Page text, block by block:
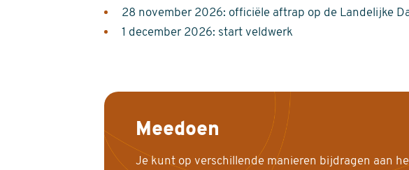
28 november 2026: officiële aftrap op de Landelijke
1 december 2026: start veldwerk
Meedoen
Je kunt op verschillende manieren bijdragen aan